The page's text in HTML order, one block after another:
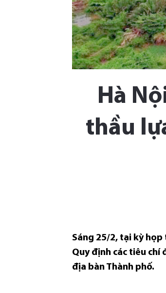
Hà
thầu
Sáng 25/2, tại kỳ
Quy định các tiêu
địa bàn Thành phố.